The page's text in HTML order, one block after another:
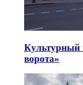
Культурный
ворота»